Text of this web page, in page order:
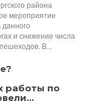
района
мероприятие
и снижение числа
В...
работы по